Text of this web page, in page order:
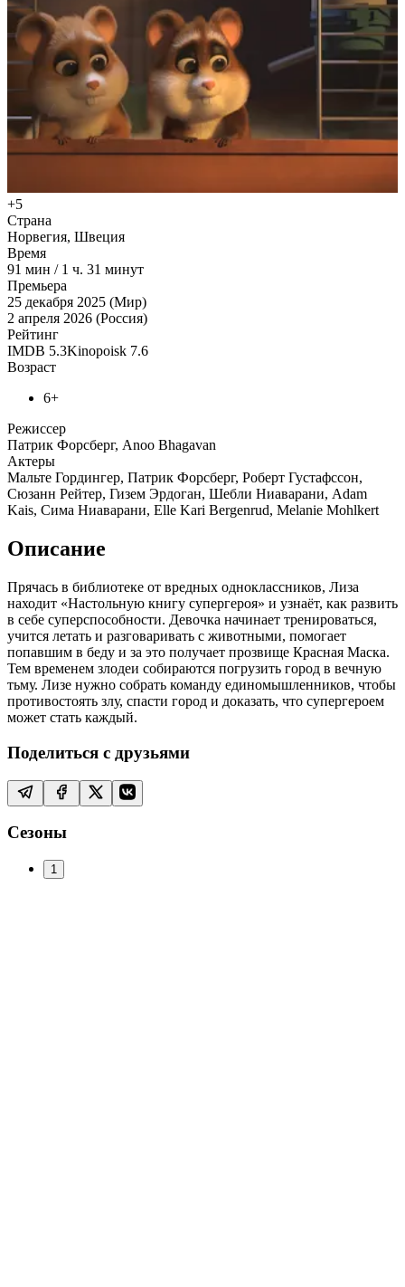
+5
Страна
Норвегия, Швеция
Время
91 мин / 1 ч. 31 минут
Премьера
25 декабря 2025 (Мир)
2 апреля 2026 (Россия)
Рейтинг
IMDB 5.3Kinopoisk 7.6
Возраст
6+
Режиссер
Патрик Форсберг, Anoo Bhagavan
Актеры
Мальте Гордингер, Патрик Форсберг, Роберт Густафссон,
Сюзанн Рейтер, Гизем Эрдоган, Шебли Ниаварани, Adam
Kais, Сима Ниаварани, Elle Kari Bergenrud, Melanie Mohlkert
Описание
Прячась в библиотеке от вредных одноклассников, Лиза
находит «Настольную книгу супергероя» и узнаёт, как развить
в себе суперспособности. Девочка начинает тренироваться,
учится летать и разговаривать с животными, помогает
попавшим в беду и за это получает прозвище Красная Маска.
Тем временем злодеи собираются погрузить город в вечную
тьму. Лизе нужно собрать команду единомышленников, чтобы
противостоять злу, спасти город и доказать, что супергероем
может стать каждый.
Поделиться с друзьями
Сезоны
1